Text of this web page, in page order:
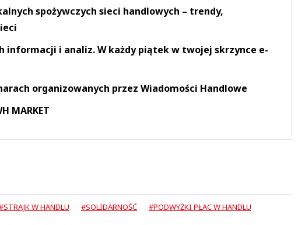
spożywczych sieci handlowych – trendy,
informacji i analiz. W każdy piątek w twojej skrzynce e-
organizowanych przez Wiadomości Handlowe
MARKET
W HANDLU #SOLIDARNOŚĆ
#PODWYŻKI PŁAC W HANDLU